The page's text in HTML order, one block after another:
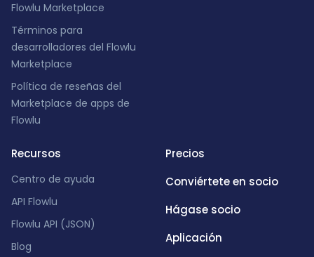
Flowlu Marketplace
Términos para
desarrolladores del Flowlu
Marketplace
Política de reseñas del
Marketplace de apps de
Flowlu
Recursos
Centro de ayuda
API Flowlu
Flowlu API (JSON)
Blog
Precios
Conviértete en socio
Hágase socio
Aplicación